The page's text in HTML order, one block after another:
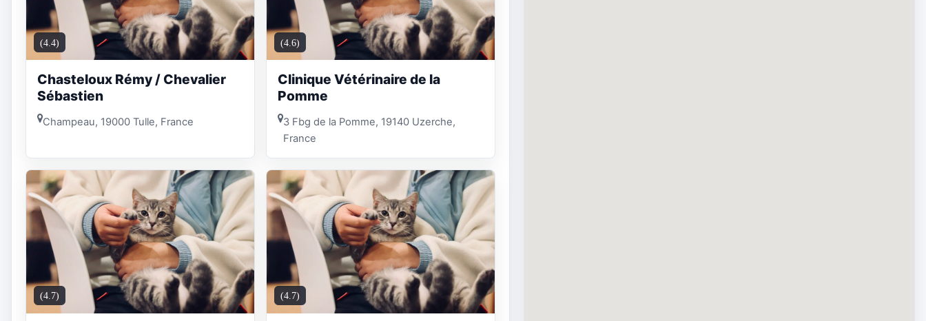
(4.4)
Chasteloux Rémy / Chevalier
Sébastien
Champeau, 19000 Tulle, France
(4.6)
Clinique Vétérinaire de la
Pomme
3 Fbg de la Pomme, 19140 Uzerche,
France
(4.7) (4.7)